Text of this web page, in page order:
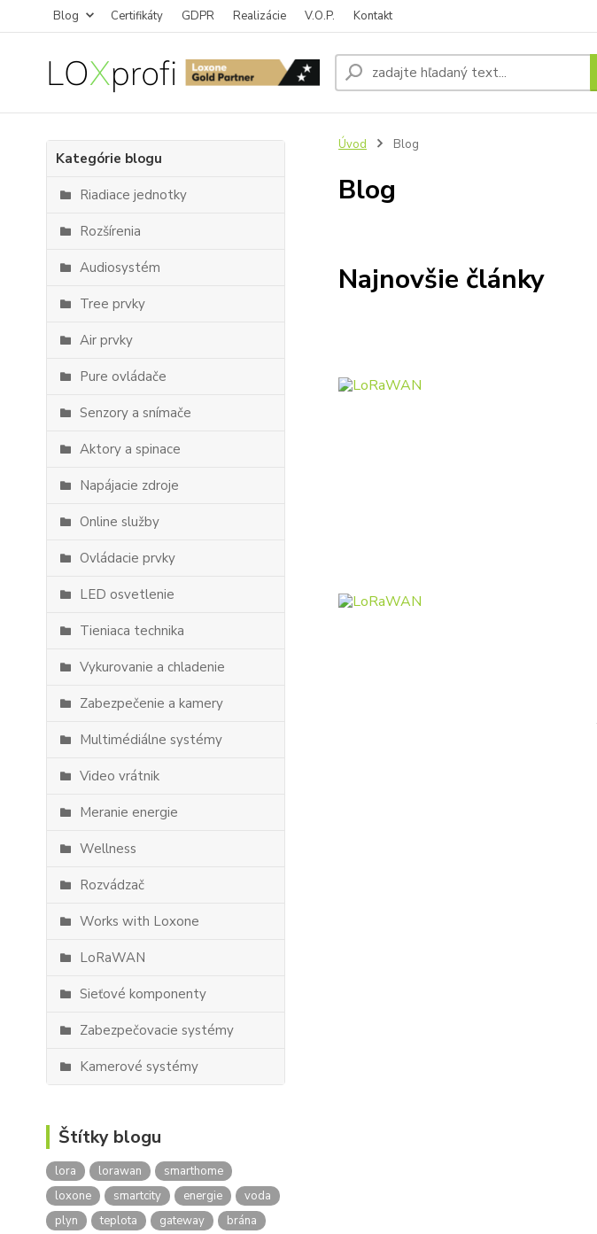
Blog Certifikáty GDPR Realizácie V.O.P. Kontakt
Kategórie blogu
Riadiace jednotky
Rozšírenia
Audiosystém
Tree prvky
Air prvky
Pure ovládače
Senzory a snímače
Aktory a spinace
Napájacie zdroje
Online služby
Ovládacie prvky
LED osvetlenie
Tieniaca technika
Vykurovanie a chladenie
Zabezpečenie a kamery
Multimédiálne systémy
Video vrátnik
Meranie energie
Wellness
Rozvádzač
Works with Loxone
LoRaWAN
Sieťové komponenty
Zabezpečovacie systémy
Kamerové systémy
Štítky blogu
lora lorawan
smarthome
loxone
smartcity energie
voda
plyn
teplota gateway
brána
Úvod Blog
Blog
Najnovšie články